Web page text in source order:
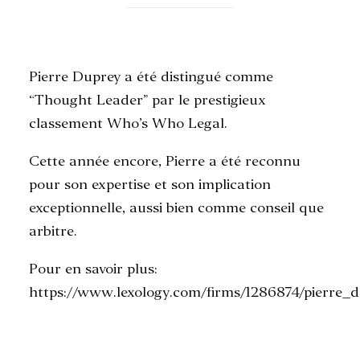
RECHERCHE
Pierre Duprey a été distingué comme
“Thought Leader” par le prestigieux
classement Who’s Who Legal.
Cette année encore, Pierre a été reconnu
pour son expertise et son implication
exceptionnelle, aussi bien comme conseil que
arbitre.
Pour en savoir plus:
https://www.lexology.com/firms/1286874/